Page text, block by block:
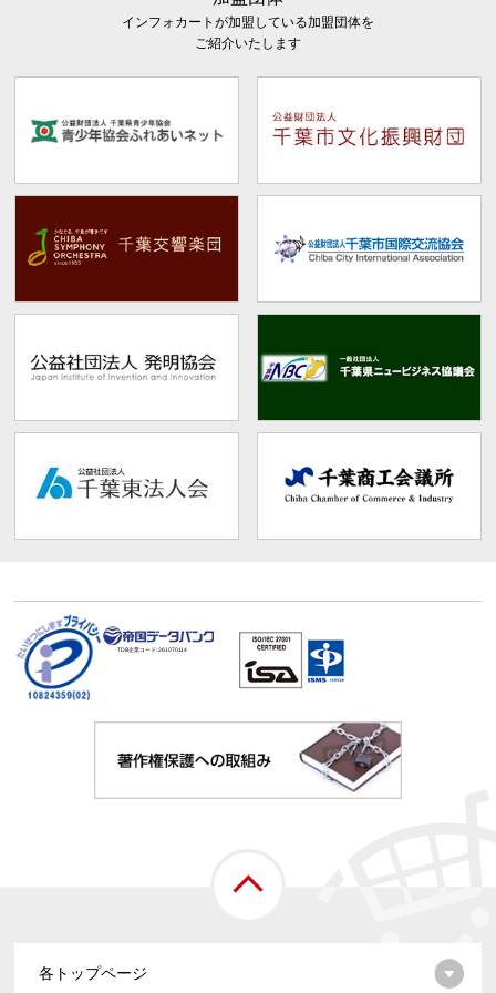
インフォカートが加盟している加盟団体を
ご紹介いたします
TDB企業コード:261070114
各トップページ